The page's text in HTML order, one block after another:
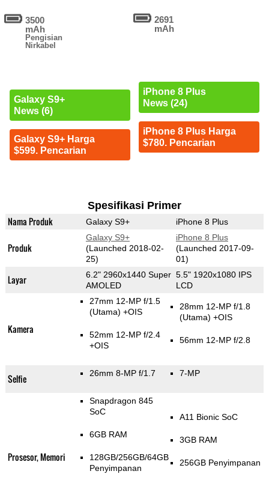
3500
mAh
Pengisian
Nirkabel
Galaxy S9+
News (6)
Galaxy S9+ Harga
$599. Pencarian
2691
mAh
iPhone 8 Plus
News (24)
iPhone 8 Plus Harga
$780. Pencarian
Spesifikasi Primer
Nama Produk Galaxy S9+ iPhone 8 Plus
Produk
Galaxy S9+
(Launched 2018-02-
25)
iPhone 8 Plus
(Launched 2017-09-
01)
Layar
6.2" 2960x1440 Super
AMOLED
5.5" 1920x1080 IPS
LCD
Kamera
27mm 12-MP f/1.5
(Utama) +OIS
52mm 12-MP f/2.4
+OIS
28mm 12-MP f/1.8
(Utama) +OIS
56mm 12-MP f/2.8
Selfie 26mm 8-MP f/1.7 7-MP
Prosesor, Memori
Snapdragon 845
SoC
6GB RAM
128GB/256GB/64GB
Penyimpanan
A11 Bionic SoC
3GB RAM
256GB Penyimpanan